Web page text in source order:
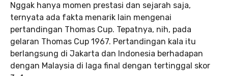
Nggak hanya momen prestasi dan sejarah saja,
ternyata ada fakta menarik lain mengenai
pertandingan Thomas Cup. Tepatnya, nih, pada
gelaran Thomas Cup 1967. Pertandingan kala itu
berlangsung di Jakarta dan Indonesia berhadapan
dengan Malaysia di laga final dengan tertinggal skor